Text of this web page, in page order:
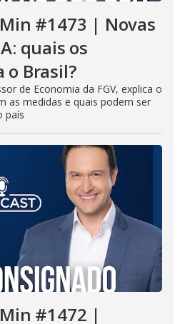
Min #1473 | Novas
quais os
o Brasil?
de Economia da FGV, explica o
as medidas e quais podem ser
país
Min #1472 |